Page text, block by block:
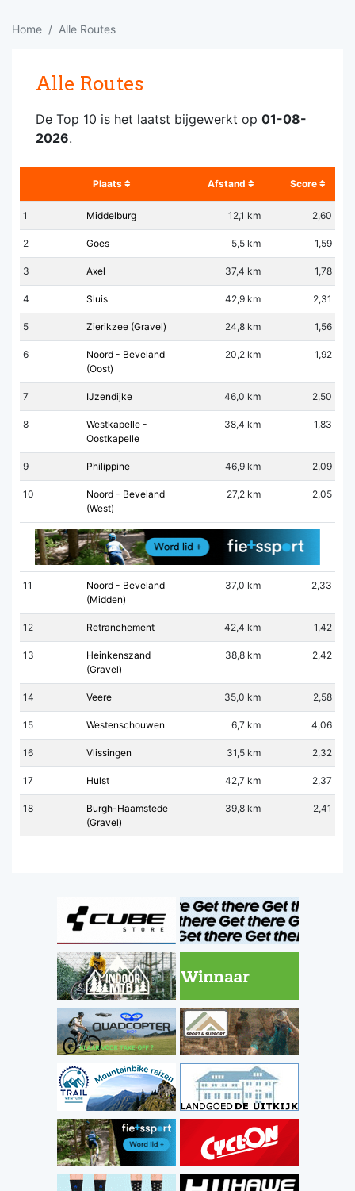
Home Alle Routes
Alle Routes
De Top 10 is het laatst bijgewerkt op 01-08-
2026.
Plaats Afstand Score
1 Middelburg 12,1 km 2,60
2 Goes 5,5 km 1,59
3 Axel 37,4 km 1,78
4 Sluis 42,9 km 2,31
5 Zierikzee (Gravel) 24,8 km 1,56
6
Noord - Beveland
(Oost)
20,2 km 1,92
7 IJzendijke 46,0 km 2,50
8
Westkapelle -
Oostkapelle
38,4 km 1,83
9 Philippine 46,9 km 2,09
10
Noord - Beveland
(West)
27,2 km 2,05
11
Noord - Beveland
(Midden)
37,0 km 2,33
12 Retranchement 42,4 km 1,42
13
Heinkenszand
(Gravel)
38,8 km 2,42
14 Veere 35,0 km 2,58
15 Westenschouwen 6,7 km 4,06
16 Vlissingen 31,5 km 2,32
17 Hulst 42,7 km 2,37
18
Burgh-Haamstede
(Gravel)
39,8 km 2,41